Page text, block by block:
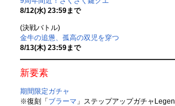
8/12(水) 23:59まで
(決戦バトル)
金牛の追憊、孤高の双児を穿つ
8/13(木) 23:59まで
新要素
期間限定ガチャ
※復刻「ブラーマ 」ステップアップガチャLegen